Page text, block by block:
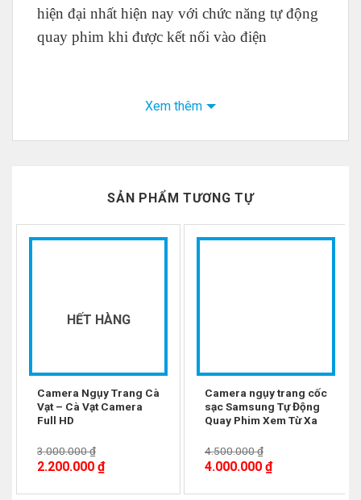
hiện đại nhất hiện nay với chức năng tự động
quay phim khi được kết nối vào điện
Sạc iphone camera
camera quay lén ngụy trang hoàn toàn tuyệt
vời.
Sạc iphone camera
có thể dùng để theo dõi
osin ,quản lý nhân viên hoặc quay lại bằng
chứng khi bạn vắng nhà những người dám
Xem thêm
SẢN PHẨM TƯƠNG TỰ
HẾT HÀNG
Camera Ngụy Trang Cà
Vạt – Cà Vạt Camera
Full HD
3.000.000₫
2.200.000 ₫
Camera ngụy trang cốc
sạc Samsung Tự Động
Quay Phim Xem Từ Xa
4.500.000₫
4.000.000 ₫